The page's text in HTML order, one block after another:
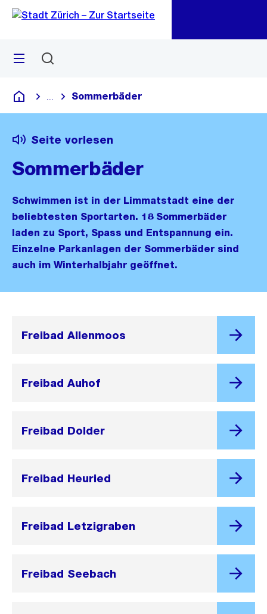
Navigation
Sprunglink
Menü
Deutsch
Blende alle Breadcrumbs ein
Sommerbäder
Seite vorlesen
Sommerbäder
Schwimmen ist in der Limmatstadt eine der
beliebtesten Sportarten. 18 Sommerbäder
laden zu Sport, Spass und Entspannung ein.
Einzelne Parkanlagen der Sommerbäder sind
auch im Winterhalbjahr geöffnet.
Freibad Allenmoos
Freibad Auhof
Freibad Dolder
Freibad Heuried
Freibad Letzigraben
Freibad Seebach